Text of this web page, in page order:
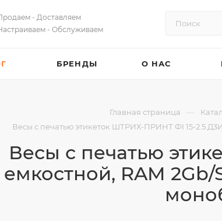
- Доставляем
- Обслуживаем
БРЕНДЫ О НАС
Главная страница —
Весы с печатью этикеток ШТРИХ-ПРИНТ ФI 15-2.5
Весы с печатью
емкостной, RAM